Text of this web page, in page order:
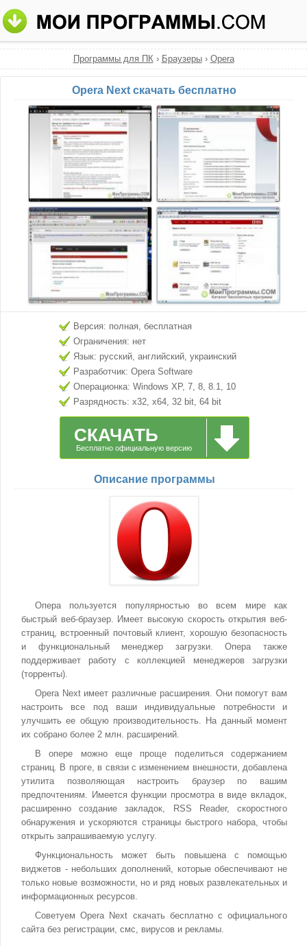
Программы для ПК› Браузеры› Opera
Opera Next скачать бесплатно
Версия: полная, бесплатная
Ограничения: нет
Язык: русский, английский, украинский
Разработчик: Opera Software
Операционка: Windows XP, 7, 8, 8.1, 10
Разрядность: x32, x64, 32 bit, 64 bit
СКАЧАТЬ
Бесплатно официальную версию
Описание программы
Опера пользуется популярностью во всем мире как
быстрый веб-браузер. Имеет высокую скорость открытия веб-
страниц, встроенный почтовый клиент, хорошую безопасность
и функциональный менеджер загрузки. Опера также
поддерживает работу с коллекцией менеджеров загрузки
(торренты).
Opera Next имеет различные расширения. Они помогут вам
настроить все под ваши индивидуальные потребности и
улучшить ее общую производительность. На данный момент
их собрано более 2 млн. расширений.
В опере можно еще проще поделиться содержанием
страниц. В проге, в связи с изменением внешности, добавлена
утилита позволяющая настроить браузер по вашим
предпочтениям. Имеется функции просмотра в виде вкладок,
расширенно создание закладок, RSS Reader, скоростного
обнаружения и ускоряются страницы быстрого набора, чтобы
открыть запрашиваемую услугу.
Функциональность может быть повышена с помощью
виджетов - небольших дополнений, которые обеспечивают не
только новые возможности, но и ряд новых развлекательных и
информационных ресурсов.
Советуем Opera Next скачать бесплатно с официального
сайта без регистрации, смс, вирусов и рекламы.